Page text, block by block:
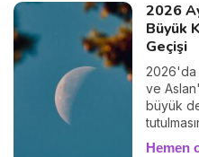
2026
Büyük
Geçişi
2026'da
ve
büyük
Hemen